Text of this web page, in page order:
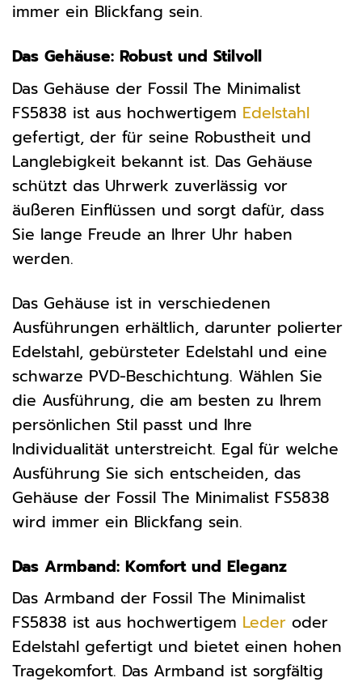
immer ein Blickfang sein.
Das Gehäuse: Robust und Stilvoll
Das Gehäuse der Fossil The Minimalist
FS5838 ist aus hochwertigem Edelstahl
gefertigt, der für seine Robustheit und
Langlebigkeit bekannt ist. Das Gehäuse
schützt das Uhrwerk zuverlässig vor
äußeren Einflüssen und sorgt dafür, dass
Sie lange Freude an Ihrer Uhr haben
werden.
Das Gehäuse ist in verschiedenen
Ausführungen erhältlich, darunter polierter
Edelstahl, gebürsteter Edelstahl und eine
schwarze PVD-Beschichtung. Wählen Sie
die Ausführung, die am besten zu Ihrem
persönlichen Stil passt und Ihre
Individualität unterstreicht. Egal für welche
Ausführung Sie sich entscheiden, das
Gehäuse der Fossil The Minimalist FS5838
wird immer ein Blickfang sein.
Das Armband: Komfort und Eleganz
Das Armband der Fossil The Minimalist
FS5838 ist aus hochwertigem Leder oder
Edelstahl gefertigt und bietet einen hohen
Tragekomfort. Das Armband ist sorgfältig